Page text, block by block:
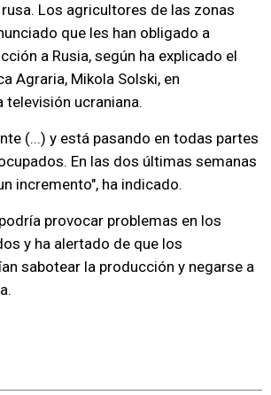
Los agricultores de las zonas
que les han obligado a
a Rusia, según ha explicado el
Agraria, Mikola Solski, en
televisión ucraniana.
(...) y está pasando en todas partes
En las dos últimas semanas
incremento", ha indicado.
provocar problemas en los
y ha alertado de que los
sabotear la producción y negarse a